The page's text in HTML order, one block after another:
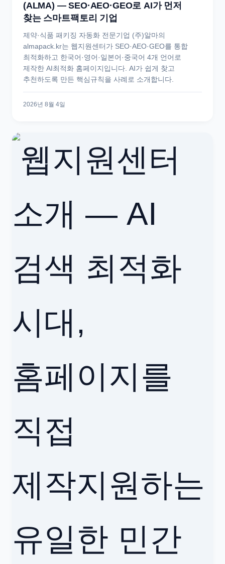
(ALMA) — SEO·AEO·GEO로 AI가 먼저
찾는 스마트팩토리 기업
제약·식품 패키징 자동화 전문기업 (주)알마의
almapack.kr는 웹지원센터가 SEO·AEO·GEO를 통합
최적화하고 한국어·영어·일본어·중국어 4개 언어로
제작한 AI최적화 홈페이지입니다. AI가 쉽게 찾고
추천하도록 만든 핵심규칙을 사례로 소개합니다.
2026년 8월 4일